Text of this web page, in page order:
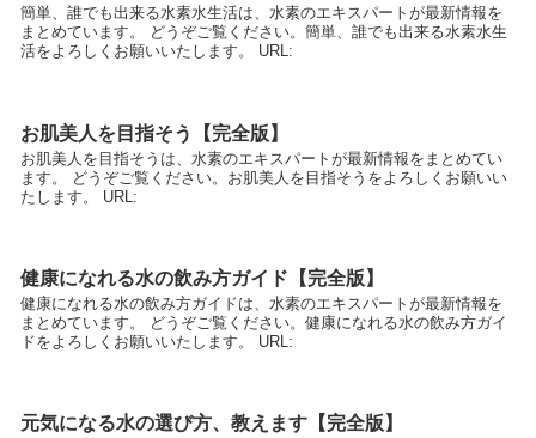
簡単、誰でも出来る水素水生活は、水素のエキスパートが最新情報を
まとめています。 どうぞご覧ください。簡単、誰でも出来る水素水生
活をよろしくお願いいたします。 URL:
お肌美人を目指そう【完全版】
お肌美人を目指そうは、水素のエキスパートが最新情報をまとめてい
ます。 どうぞご覧ください。お肌美人を目指そうをよろしくお願いい
たします。 URL:
健康になれる水の飲み方ガイド【完全版】
健康になれる水の飲み方ガイドは、水素のエキスパートが最新情報を
まとめています。 どうぞご覧ください。健康になれる水の飲み方ガイ
ドをよろしくお願いいたします。 URL:
元気になる水の選び方、教えます【完全版】